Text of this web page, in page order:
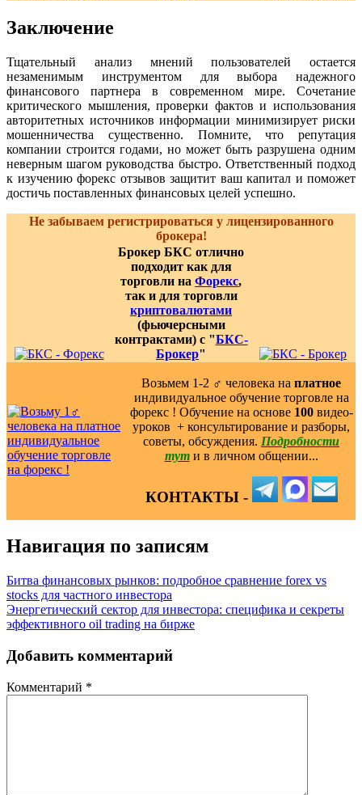
Заключение
Тщательный анализ мнений пользователей остается
незаменимым инструментом для выбора надежного
финансового партнера в современном мире. Сочетание
критического мышления, проверки фактов и использования
авторитетных источников информации минимизирует риски
мошенничества существенно. Помните, что репутация
компании строится годами, но может быть разрушена одним
неверным шагом руководства быстро. Ответственный подход
к изучению форекс отзывов защитит ваш капитал и поможет
достичь поставленных финансовых целей успешно.
Не забываем регистрироваться у лицензированного
брокера!
Брокер БКС отлично
подходит как для
торговли на Форекс,
так и для торговли
криптовалютами
(фьючерсными
контрактами) с "БКС-
Брокер"
Возьмем 1-2 ‍♂️ человека на платное
индивидуальное обучение торговле на
форекс ! Обучение на основе 100видео-
уроков ️ + консультирование и разборы,
советы, обсуждения. Подробности
тут и в личном общении...
КОНТАКТЫ -
Навигация по записям
Битва финансовых рынков: подробное сравнение forex vs
stocks для частного инвестора
Энергетический сектор для инвестора: специфика и секреты
эффективного oil trading на бирже
Добавить комментарий
Комментарий *